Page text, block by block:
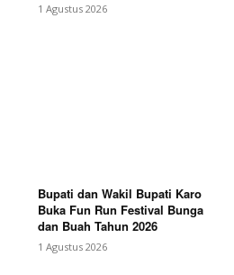
1 Agustus 2026
Bupati dan Wakil Bupati Karo
Buka Fun Run Festival Bunga
dan Buah Tahun 2026
1 Agustus 2026